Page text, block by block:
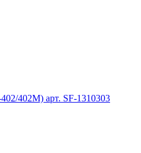
402М) арт. SF-1310303